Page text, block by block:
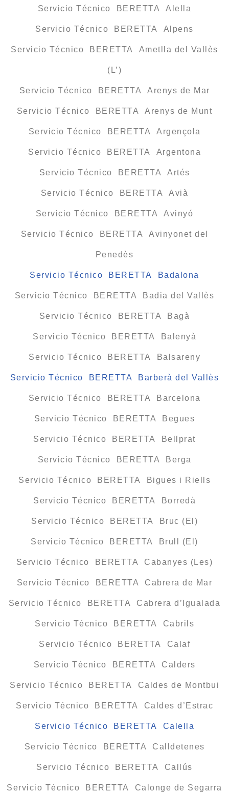
Servicio Técnico BERETTA Alella
Servicio Técnico BERETTA Alpens
Servicio Técnico BERETTA Ametlla del Vallès
(L’)
Servicio Técnico BERETTA Arenys de Mar
Servicio Técnico BERETTA Arenys de Munt
Servicio Técnico BERETTA Argençola
Servicio Técnico BERETTA Argentona
Servicio Técnico BERETTA Artés
Servicio Técnico BERETTA Avià
Servicio Técnico BERETTA Avinyó
Servicio Técnico BERETTA Avinyonet del
Penedès
Servicio Técnico BERETTA Badalona
Servicio Técnico BERETTA Badia del Vallès
Servicio Técnico BERETTA Bagà
Servicio Técnico BERETTA Balenyà
Servicio Técnico BERETTA Balsareny
Servicio Técnico BERETTA Barberà del Vallès
Servicio Técnico BERETTA Barcelona
Servicio Técnico BERETTA Begues
Servicio Técnico BERETTA Bellprat
Servicio Técnico BERETTA Berga
Servicio Técnico BERETTA Bigues i Riells
Servicio Técnico BERETTA Borredà
Servicio Técnico BERETTA Bruc (El)
Servicio Técnico BERETTA Brull (El)
Servicio Técnico BERETTA Cabanyes (Les)
Servicio Técnico BERETTA Cabrera de Mar
Servicio Técnico BERETTA Cabrera d’Igualada
Servicio Técnico BERETTA Cabrils
Servicio Técnico BERETTA Calaf
Servicio Técnico BERETTA Calders
Servicio Técnico BERETTA Caldes de Montbui
Servicio Técnico BERETTA Caldes d’Estrac
Servicio Técnico BERETTA Calella
Servicio Técnico BERETTA Calldetenes
Servicio Técnico BERETTA Callús
Servicio Técnico BERETTA Calonge de Segarra